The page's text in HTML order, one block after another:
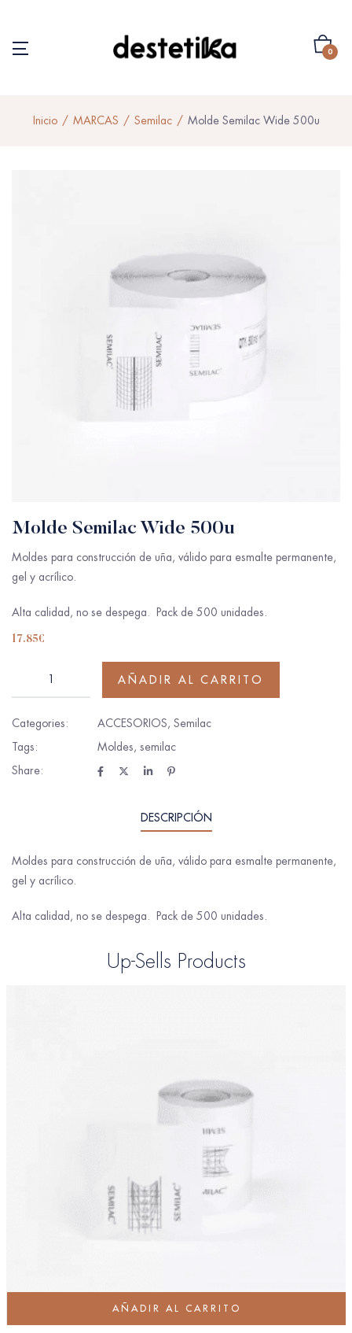
0
Inicio MARCAS Semilac Molde Semilac Wide 500u
Molde Semilac Wide 500u
Moldes para construcción de uña, válido para esmalte permanente,
gel y acrílico.
Alta calidad, no se despega. Pack de 500 unidades.
17.85€
AÑADIR AL CARRITO
Categories: ACCESORIOS, Semilac
Tags:
Moldes, semilac
Share:
DESCRIPCIÓN
Moldes para construcción de uña, válido para esmalte permanente,
gel y acrílico.
Alta calidad, no se despega. Pack de 500 unidades.
Up-Sells Products
AÑADIR AL CARRITO